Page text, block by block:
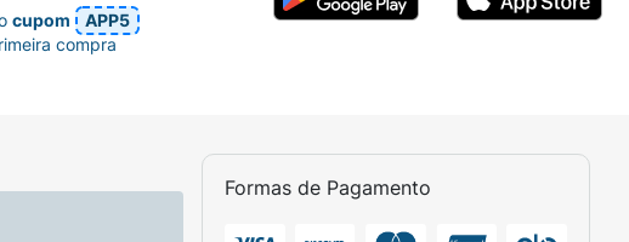
Formas de Pagamento
cupom
APP5
compra